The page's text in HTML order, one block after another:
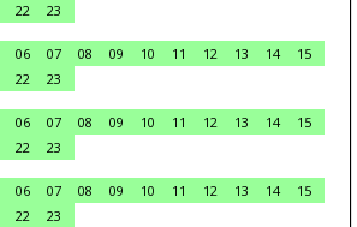
22
23
06 07 08 09 10 11 12 13 14
15
22
23
06 07 08 09 10 11 12 13 14
15
22
23
06 07 08 09 10 11 12 13 14
15
22
23